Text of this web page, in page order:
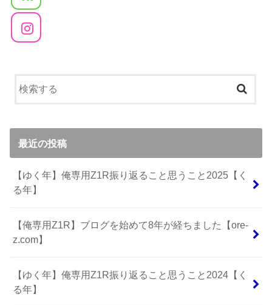
最近の投稿
【ゆく年】俺専用Z1R振り返ること思うこと2025【く
る年】
【俺専用Z1R】ブログを始めて8年が経ちました【ore-
z.com】
【ゆく年】俺専用Z1R振り返ること思うこと2024【く
る年】